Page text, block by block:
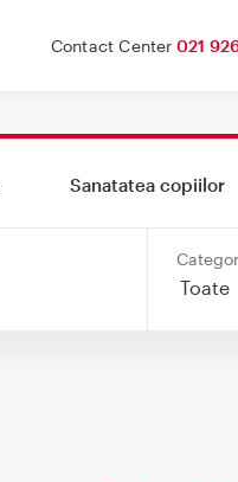
Contact Center 021
Sanatatea copiilor